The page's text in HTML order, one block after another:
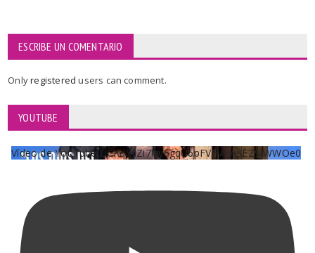
ESCRIBE UN COMENTARIO
Onlyregisteredusers can comment.
YOUTUBE
Vídeo de YouTube UCKqYjiZi7lzy6gqU6pFVFiA_A3EZ9JWWOe0